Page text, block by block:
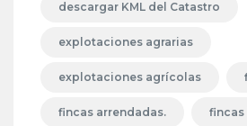
descargar KML del Catastro
explotaciones agrarias
explotaciones agrícolas
fincas arrendadas. fincas